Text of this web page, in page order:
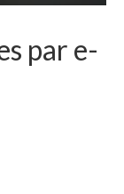
par e-